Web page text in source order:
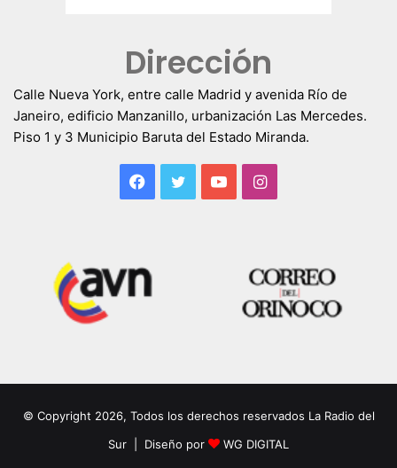
Dirección
Calle Nueva York, entre calle Madrid y avenida Río de
Janeiro, edificio Manzanillo, urbanización Las Mercedes.
Piso 1 y 3 Municipio Baruta del Estado Miranda.
Facebook
TwitterYouTubeInstagram
© Copyright 2026, Todos los derechos reservados La Radio del
Sur | Diseño por
WG DIGITAL